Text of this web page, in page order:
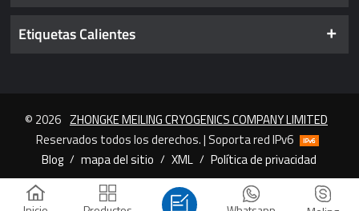
Etiquetas Calientes
© 2026 ZHONGKE MEILING CRYOGENICS COMPANY LIMITED
Reservados todos los derechos. | Soporta red IPv6
Blog / mapa del sitio / XML / Política de privacidad